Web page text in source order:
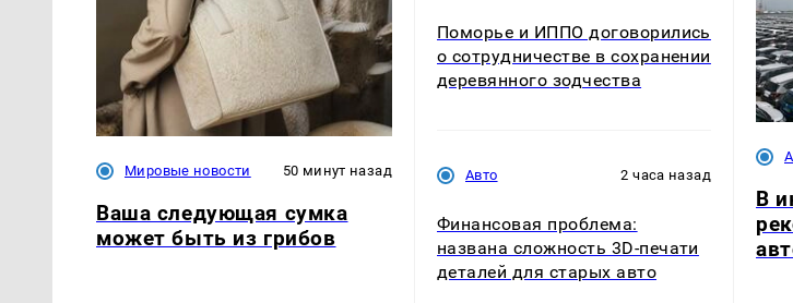
Мировые новости 50 минут назад
Ваша следующая сумка
может быть из грибов
Поморье и ИППО договорились
о сотрудничестве в сохранении
деревянного зодчества
Авто 2 часа назад
Финансовая проблема:
названа сложность 3D-печати
деталей для старых авто
В